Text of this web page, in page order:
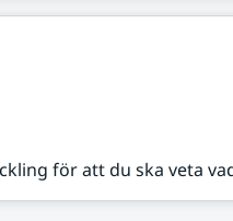
för att du ska veta